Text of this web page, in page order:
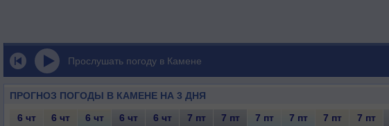
Прослушать погоду в Камене
ПРОГНОЗ ПОГОДЫ В КАМЕНЕ НА 3 ДНЯ
6 чт 6 чт 6 чт 6 чт 6 чт 7 пт 7 пт 7 пт 7 пт 7 пт 7 пт